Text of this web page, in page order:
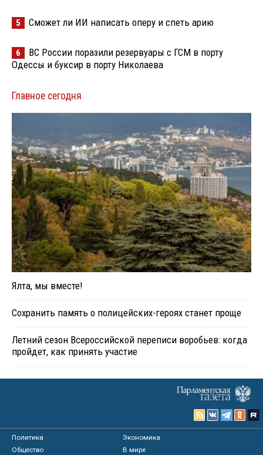
5 Сможет ли ИИ написать оперу и спеть арию
6
ВС России поразили резервуары с ГСМ в порту
Одессы и буксир в порту Николаева
Главное сегодня
Ялта, мы вместе!
Сохранить память о полицейских-героях станет проще
Летний сезон Всероссийской переписи воробьев: когда
пройдет, как принять участие
Политика
Экономика
Общество
В мире